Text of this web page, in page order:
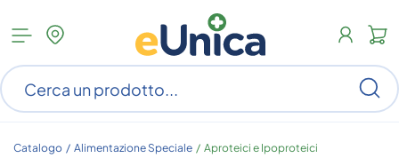
Apri
menu
categorie
Catalogo / Alimentazione Speciale / Aproteici e Ipoproteici